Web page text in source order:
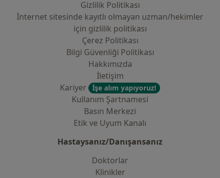
Gizlilik Politikası
İnternet sitesinde kayıtlı olmayan uzman/hekimler
i̇çin gizlilik politikası
Çerez Politikası
Bilgi Güvenliği Politikası
Hakkımızda
İletişim
Kariyer
İşe alım yapıyoruz!
Kullanım Şartnamesi
Basın Merkezi
Etik ve Uyum Kanalı
Hastaysanız/Danışansanız
Doktorlar
Klinikler